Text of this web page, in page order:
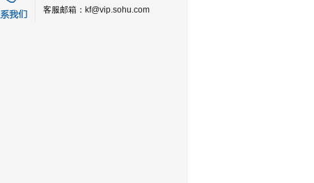
客服邮箱： kf@vip.sohu.com